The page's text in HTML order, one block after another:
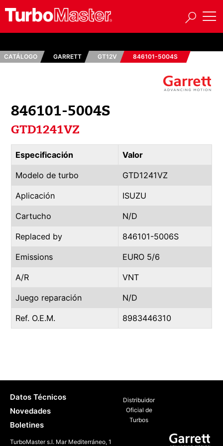
CATÁLOGO GARRETT GT12V 846101-5004S
846101-5004S
GTD1241VZ
Especificación Valor
Modelo de turbo GTD1241VZ
Aplicación ISUZU
Cartucho N/D
Replaced by 846101-5006S
Emissions EURO 5/6
A/R VNT
Juego reparación N/D
Ref. O.E.M. 8983446310
Distribuidor
Oficial de
Turbos
Datos Técnicos
Novedades
Boletines
TurboMaster s.l. Mar Mediterráneo, 1